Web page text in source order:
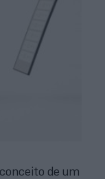
de um